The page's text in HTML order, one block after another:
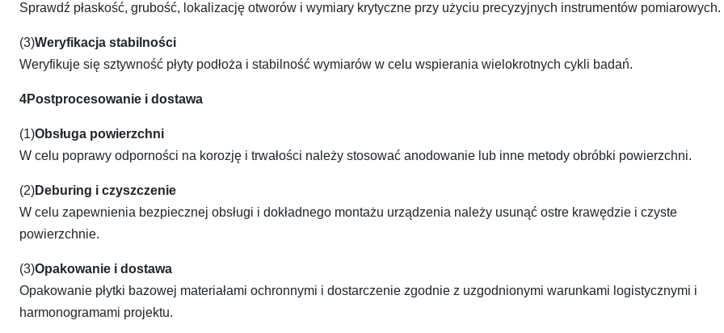
Sprawdź płaskość, grubość, lokalizację otworów i wymiary krytyczne przy użyciu precyzyjnych instrumentów pomiarowych.
(3)Weryfikacja stabilności
Weryfikuje się sztywność płyty podłoża i stabilność wymiarów w celu wspierania wielokrotnych cykli badań.
4Postprocesowanie i dostawa
(1)Obsługa powierzchni
W celu poprawy odporności na korozję i trwałości należy stosować anodowanie lub inne metody obróbki powierzchni.
(2)Deburing i czyszczenie
W celu zapewnienia bezpiecznej obsługi i dokładnego montażu urządzenia należy usunąć ostre krawędzie i czyste
powierzchnie.
(3)Opakowanie i dostawa
Opakowanie płytki bazowej materiałami ochronnymi i dostarczenie zgodnie z uzgodnionymi warunkami logistycznymi i
harmonogramami projektu.